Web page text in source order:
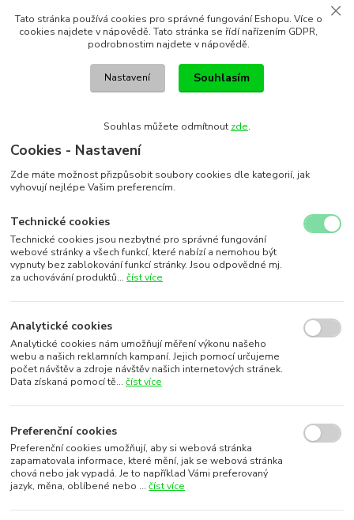
Tato stránka používá cookies pro správné fungování Eshopu. Více o
cookies najdete v nápovědě. Tato stránka se řídí nařízením GDPR,
podrobnostim najdete v nápovědě.
Nastavení Souhlasím
Souhlas můžete odmítnout zde.
Cookies - Nastavení
Zde máte možnost přizpůsobit soubory cookies dle kategorií, jak
vyhovují nejlépe Vašim preferencím.
Technické cookies
Technické cookies jsou nezbytné pro správné fungování
webové stránky a všech funkcí, které nabízí a nemohou být
vypnuty bez zablokování funkcí stránky. Jsou odpovědné mj.
za uchovávání produktů...číst více
Analytické cookies
Analytické cookies nám umožňují měření výkonu našeho
webu a našich reklamních kampaní. Jejich pomocí určujeme
počet návštěv a zdroje návštěv našich internetových stránek.
Data získaná pomocí tě...číst více
Preferenční cookies
Preferenční cookies umožňují, aby si webová stránka
zapamatovala informace, které mění, jak se webová stránka
chová nebo jak vypadá. Je to například Vámi preferovaný
jazyk, měna, oblíbené nebo ...číst více